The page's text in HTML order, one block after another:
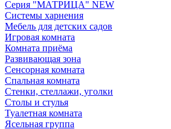
Серия "МАТРИЦА" NEW
Системы харнения
Мебель для детских садов
Игровая комната
Комната приёма
Развивающая зона
Сенсорная комната
Спальная комната
Стенки, стеллажи, уголки
Столы и стулья
Туалетная комната
Ясельная группа